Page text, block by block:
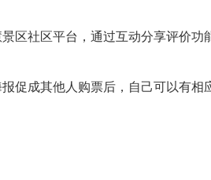
区社区平台，通过互动分享评价
促成其他人购票后，自己可以有